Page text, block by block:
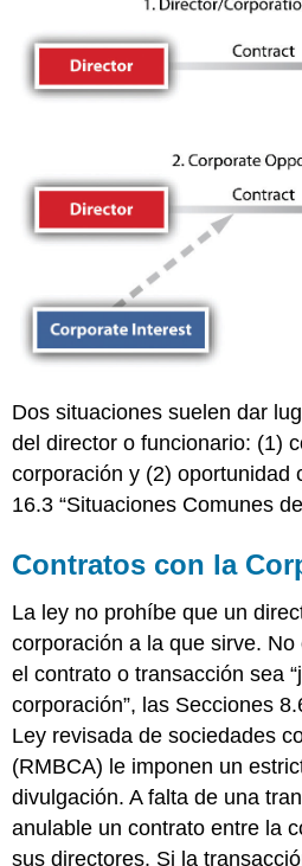
Dos situaciones suelen dar
del director o funcionario: (1)
corporación y (2) oportunidad
16.3 “Situaciones Comunes
Contratos con la
La ley no prohíbe que un
corporación a la que sirve.
el contrato o transacción sea
corporación”, las Secciones
Ley revisada de sociedades
(RMBCA) le imponen un
divulgación. A falta de una
anulable un contrato entre la
sus directores. Si la